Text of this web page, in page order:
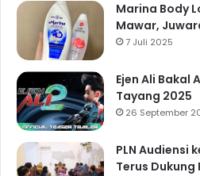
Marina Body
Mawar,
7 Juli 2025
Ejen Ali Bakal
Tayang 2025
26 September
PLN Audiensi
Terus